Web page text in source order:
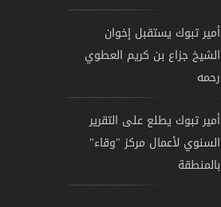
أمير تبوك يستقبل إخوان
الشيخ جزاع بن كريم العطوي
رحمه
أمير تبوك يطلع على التقرير
السنوي لأعمال مركز "وقاء"
بالمنطقة